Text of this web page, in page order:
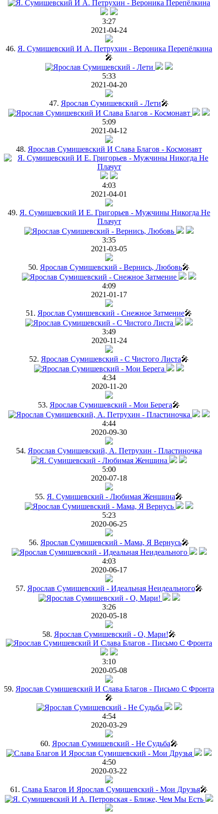
3:27
2021-04-24
46. Я. Сумишевский И А. Петрухин - Вероника Перепёлкина
🎤
5:33
2021-04-20
47. Ярослав Сумишевский - Лети🎤
5:09
2021-04-12
48. Ярослав Сумишевский И Слава Благов - Космонавт
4:03
2021-04-01
49. Я. Сумишевский И Е. Григорьев - Мужчины Никогда Не
Плачут
3:35
2021-03-05
50. Ярослав Сумишевский - Вернись, Любовь🎤
4:09
2021-01-17
51. Ярослав Сумишевский - Снежное Затмение🎤
3:49
2020-11-24
52. Ярослав Сумишевский - С Чистого Листа🎤
4:34
2020-11-20
53. Ярослав Сумишевский - Мои Берега🎤
4:44
2020-09-30
54. Ярослав Сумишевский, А. Петрухин - Пластиночка
5:00
2020-07-18
55. Я. Сумишевский - Любимая Женщина🎤
5:23
2020-06-25
56. Ярослав Сумишевский - Мама, Я Вернусь🎤
4:03
2020-06-17
57. Ярослав Сумишевский - Идеальная Неидеального🎤
3:26
2020-05-18
58. Ярослав Сумишевский - О, Мари!🎤
3:10
2020-05-08
59. Ярослав Сумишевский И Слава Благов - Письмо С Фронта
🎤
4:54
2020-03-29
60. Ярослав Сумишевский - Не Судьба🎤
4:50
2020-03-22
61. Слава Благов И Ярослав Сумишевский - Мои Друзья🎤